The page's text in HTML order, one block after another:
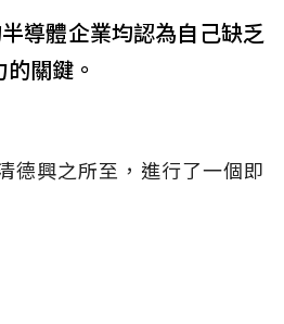
導體企業均認為自己缺乏
關鍵。
德興之所至，進行了一個即